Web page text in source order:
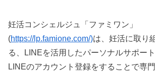
妊活コンシェルジュ「ファミワン」
(https://lp.famione.com/)は、妊活に取り
る、LINEを活用したパーソナルサポー
LINEのアカウント登録をすることで専